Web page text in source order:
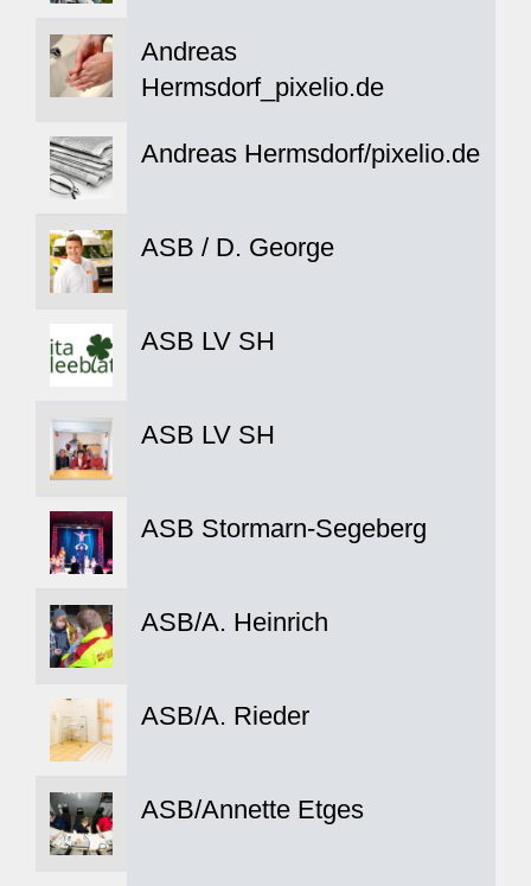
Andreas
Hermsdorf_pixelio.de
Andreas Hermsdorf/pixelio.de
ASB / D. George
ASB LV SH
ASB LV SH
ASB Stormarn-Segeberg
ASB/A. Heinrich
ASB/A. Rieder
ASB/Annette Etges